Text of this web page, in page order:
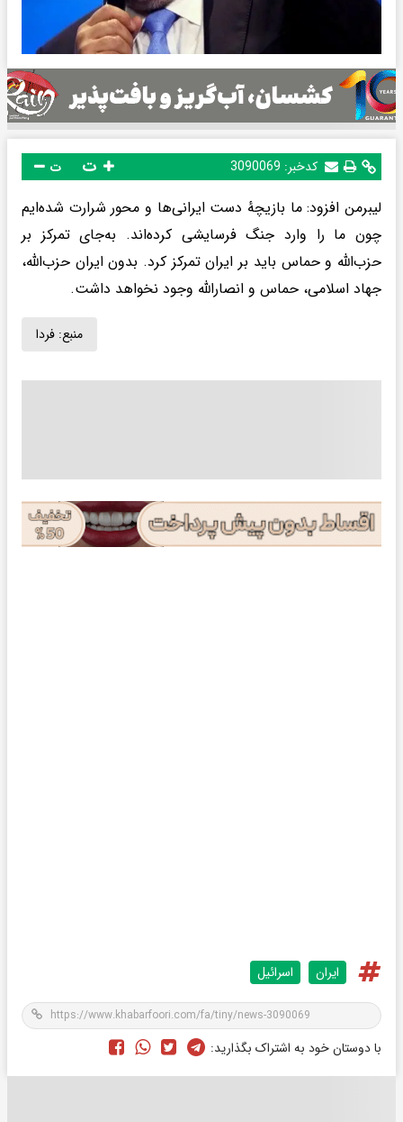
کدخبر: 3090069 ت
لیبرمن افزود: ما بازیچهٔ دست ایرانی‌ها و محور شرارت شده‌ایم
چون ما را وارد جنگ فرسایشی کرده‌اند. به‌جای تمرکز بر
حزب‌الله و حماس باید بر ایران تمرکز کرد. بدون ایران حزب‌‌الله،
جهاد اسلامی، حماس و انصارالله وجود نخواهد داشت.
منبع: فردا
ایران اسرائیل
با دوستان خود به اشتراک بگذارید: